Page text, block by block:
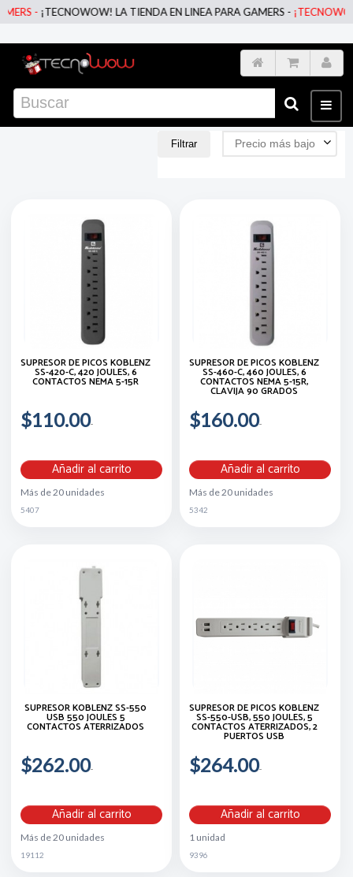
¡TECNOWOW! LA TIENDA EN LINEA PARA GAMERS -¡TECNOWOW! LA
Filtrar Precio más bajo
SUPRESOR DE PICOS KOBLENZ
SS-420-C, 420 JOULES, 6
CONTACTOS NEMA 5-15R
$110.00
Añadir al carrito
Más de 20 unidades
5407
SUPRESOR DE PICOS KOBLENZ
SS-460-C, 460 JOULES, 6
CONTACTOS NEMA 5-15R,
CLAVIJA 90 GRADOS
$160.00
Añadir al carrito
Más de 20 unidades
5342
SUPRESOR KOBLENZ SS-550
USB 550 JOULES 5
CONTACTOS ATERRIZADOS
$262.00
Añadir al carrito
Más de 20 unidades
19112
SUPRESOR DE PICOS KOBLENZ
SS-550-USB, 550 JOULES, 5
CONTACTOS ATERRIZADOS, 2
PUERTOS USB
$264.00
Añadir al carrito
1 unidad
9396